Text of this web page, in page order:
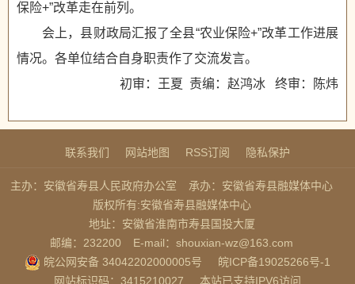
保险+”改革走在前列。
会上，县财政局汇报了全县“农业保险+”改革工作进展
情况。各单位结合自身职责作了交流发言。
初审：王夏 责编：赵鸿冰 终审：陈炜
联系我们 网站地图 RSS订阅 隐私保护
主办：安徽省寿县人民政府办公室
承办：安徽省寿县融媒体中心
版权所有:安徽省寿县融媒体中心
地址：安徽省淮南市寿县国投大厦
邮编：232200
E-mail：shouxian-wz@163.com
皖公网安备 34042202000005号
皖ICP备19025266号-1
网站标识码：3415210027
本站已支持IPV6访问